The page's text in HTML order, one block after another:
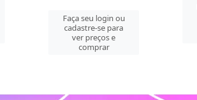
Faça seu login ou
cadastre-se para
ver preços e
comprar